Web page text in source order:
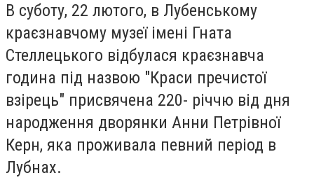
В суботу, 22 лютого, в Лубенському
краєзнавчому музеї імені Гната
Стеллецького відбулася краєзнавча
година під назвою "Краси пречистої
взірець" присвячена 220- річчю від дня
народження дворянки Анни Петрівної
Керн, яка проживала певний період в
Лубнах.